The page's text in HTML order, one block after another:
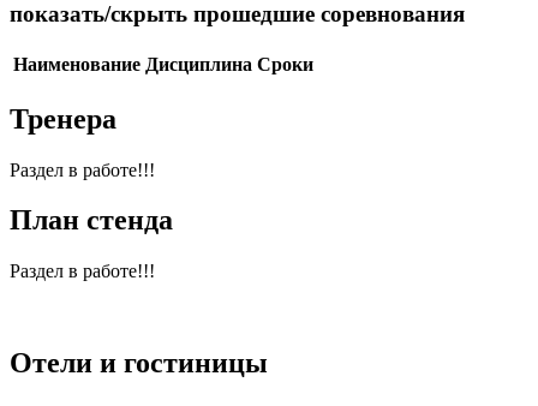
показать/скрыть прошедшие соревнования
Наименование Дисциплина Сроки
Тренера
Раздел в работе!!!
План стенда
Раздел в работе!!!
Отели и гостиницы